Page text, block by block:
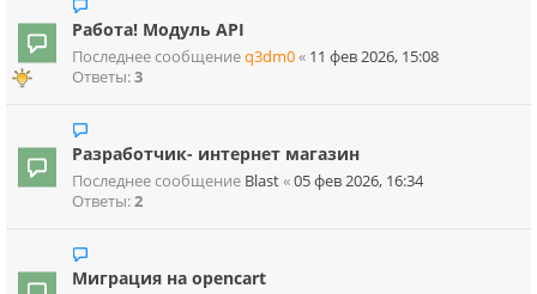
Работа! Модуль API
Последнее сообщениеq3dm0« 11 фев 2026, 15:08
Ответы:3
Разработчик- интернет магазин
Последнее сообщение Blast«05 фев 2026, 16:34
Ответы:2
Миграция на opencart